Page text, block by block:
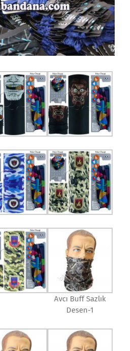
Avcı Buff Sazlık
Desen-1